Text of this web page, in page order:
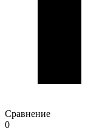
Сравнение
0